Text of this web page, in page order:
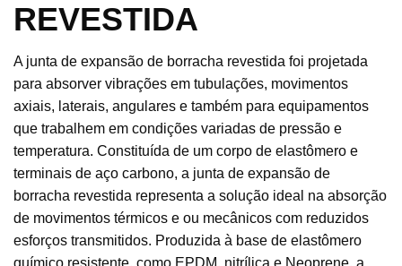
REVESTIDA
A junta de expansão de borracha revestida foi projetada
para absorver vibrações em tubulações, movimentos
axiais, laterais, angulares e também para equipamentos
que trabalhem em condições variadas de pressão e
temperatura. Constituída de um corpo de elastômero e
terminais de aço carbono, a junta de expansão de
borracha revestida representa a solução ideal na absorção
de movimentos térmicos e ou mecânicos com reduzidos
esforços transmitidos. Produzida à base de elastômero